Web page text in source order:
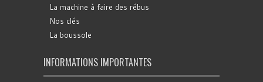
La machine à faire des rébus
Nos clés
La boussole
INFORMATIONS IMPORTANTES